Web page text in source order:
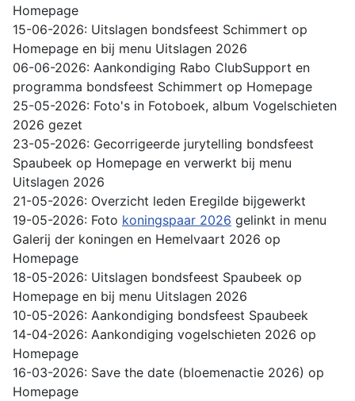
Homepage
15-06-2026: Uitslagen bondsfeest Schimmert op
Homepage en bij menu Uitslagen 2026
06-06-2026: Aankondiging Rabo ClubSupport en
programma bondsfeest Schimmert op Homepage
25-05-2026: Foto's in Fotoboek, album Vogelschieten
2026 gezet
23-05-2026: Gecorrigeerde jurytelling bondsfeest
Spaubeek op Homepage en verwerkt bij menu
Uitslagen 2026
21-05-2026: Overzicht leden Eregilde bijgewerkt
19-05-2026: Foto koningspaar 2026 gelinkt in menu
Galerij der koningen en Hemelvaart 2026 op
Homepage
18-05-2026: Uitslagen bondsfeest Spaubeek op
Homepage en bij menu Uitslagen 2026
10-05-2026: Aankondiging bondsfeest Spaubeek
14-04-2026: Aankondiging vogelschieten 2026 op
Homepage
16-03-2026: Save the date (bloemenactie 2026) op
Homepage